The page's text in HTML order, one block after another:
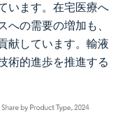
います。在宅医療へ
の需要の増加も、
献しています。輸液
術的進歩を推進する